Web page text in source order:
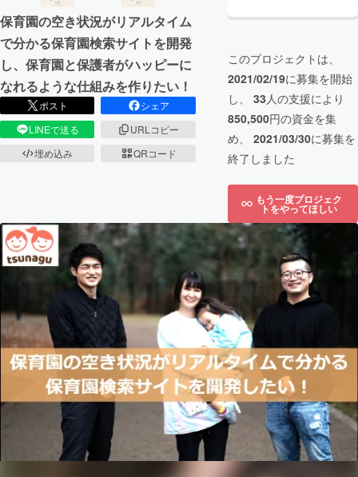
保育園の空き状況がリアルタイム
で分かる保育園検索サイトを開発
し、保育園と保護者がハッピーに
なれるような仕組みを作りたい！
ポスト
シェア
LINEで送る
URLコピー
埋め込み
QRコード
このプロジェクトは、
2021/02/19に募集を開始
し、 33人の支援により
850,500円の資金を集
め、 2021/03/30に募集を
終了しました
もう一度プロジェク
トをやってほしい